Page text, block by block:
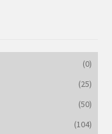
(0)
(25)
(50)
(104)